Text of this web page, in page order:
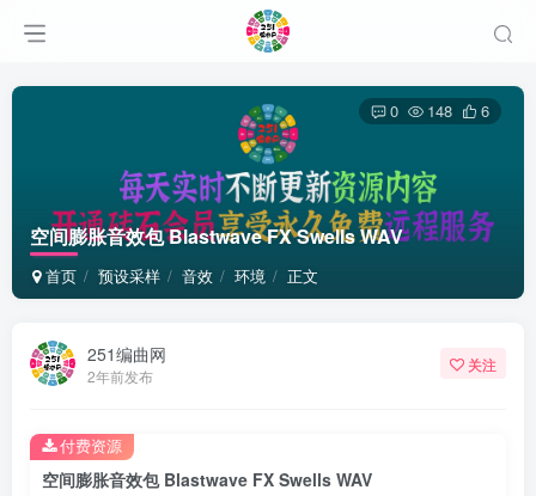
空间膨胀音效包 Blastwave FX Swells WAV
首页 预设采样 音效 环境 正文
0 148 6
251编曲网
2年前发布
关注
空间膨胀音效包 Blastwave FX Swells WAV
付费资源